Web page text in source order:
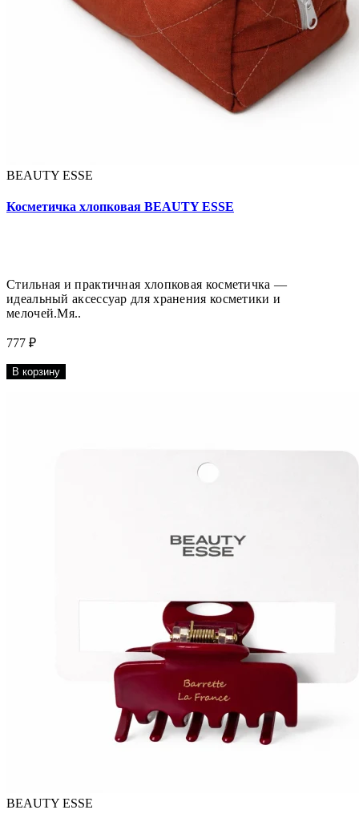
BEAUTY ESSE
Косметичка хлопковая BEAUTY ESSE
Стильная и практичная хлопковая косметичка —
идеальный аксессуар для хранения косметики и
мелочей.Мя..
777 ₽
В корзину
BEAUTY ESSE